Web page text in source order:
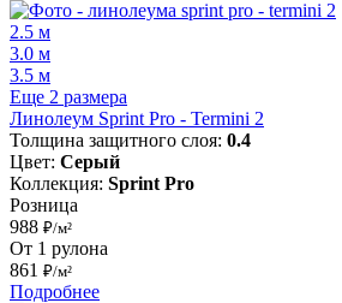
2.5 м
3.0 м
3.5 м
Еще 2 размера
Линолеум Sprint Pro - Termini 2
Толщина защитного слоя: 0.4
Цвет: Серый
Коллекция: Sprint Pro
Розница
988 ₽/м²
От 1 рулона
861 ₽/м²
Подробнее